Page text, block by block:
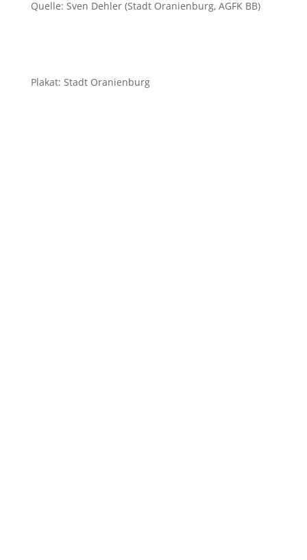
Quelle: Sven Dehler (Stadt Oranienburg, AGFK BB)
Plakat: Stadt Oranienburg